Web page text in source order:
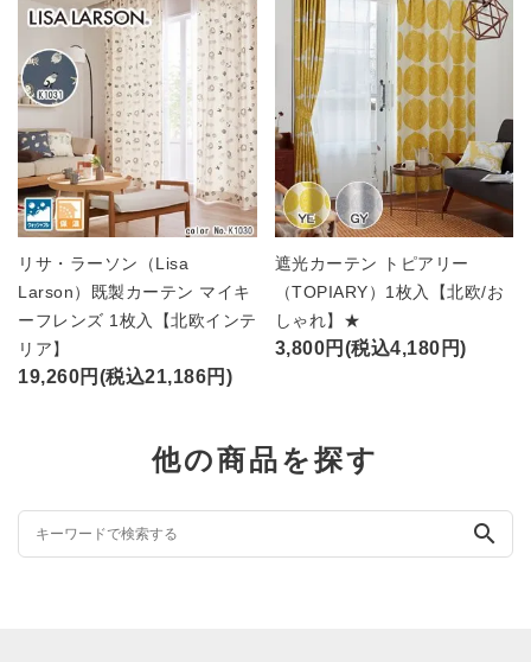
リサ・ラーソン（Lisa
Larson）既製カーテン マイキ
ーフレンズ 1枚入【北欧インテ
リア】
19,260円(税込21,186円)
遮光カーテン トピアリー
（TOPIARY）1枚入【北欧/お
しゃれ】★
3,800円(税込4,180円)
他の商品を探す
search